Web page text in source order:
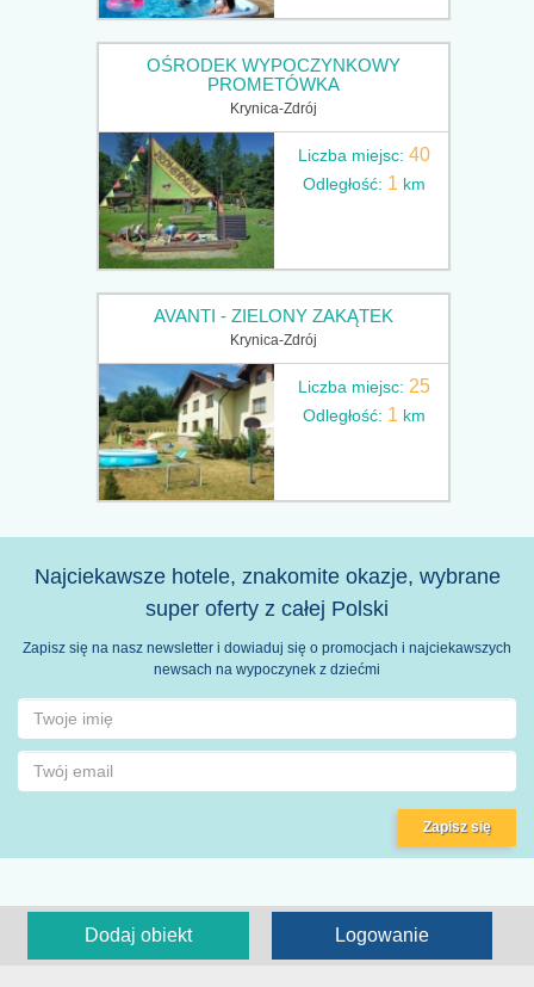
OŚRODEK WYPOCZYNKOWY
PROMETÓWKA
Krynica-Zdrój
Liczba miejsc:40
Odległość: 1 km
AVANTI - ZIELONY ZAKĄTEK
Krynica-Zdrój
Liczba miejsc: 25
Odległość: 1 km
Najciekawsze hotele, znakomite okazje, wybrane
super oferty z całej Polski
Zapisz się na nasz newsletter i dowiaduj się o promocjach i najciekawszych
newsach na wypoczynek z dziećmi
Zapisz się
Dodaj obiekt Logowanie